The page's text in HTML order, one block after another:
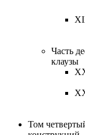
Часть
клаузы
Том